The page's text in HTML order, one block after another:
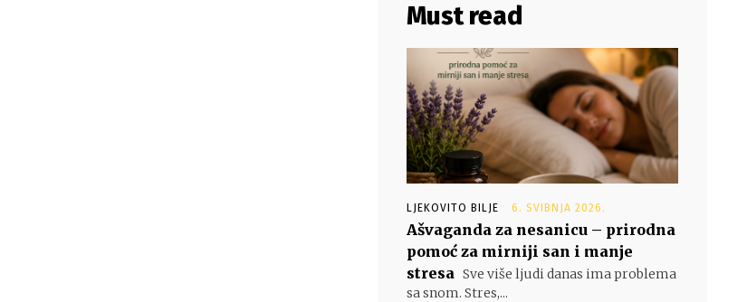
Must read
LJEKOVITO BILJE 6. SVIBNJA 2026.
Ašvaganda za nesanicu – prirodna
pomoć za mirniji san i manje
stresa Sve više ljudi danas ima problema
sa snom. Stres,...